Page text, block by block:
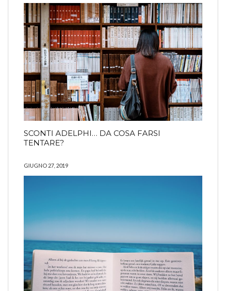
SCONTI ADELPHI… DA COSA FARSI
TENTARE?
GIUGNO 27, 2019